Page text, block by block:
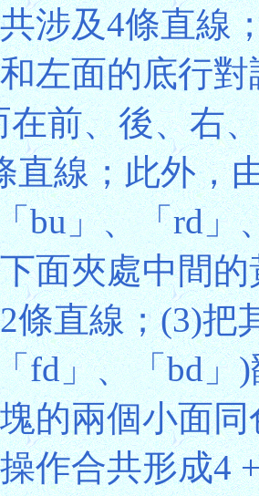
涉及4條直線
左面的底行
在前、後、右
直線；此外，
bu」、「rd」
面夾處中間
條直線；(3)把
fd」、「bd」
的兩個小面
作合共形成4